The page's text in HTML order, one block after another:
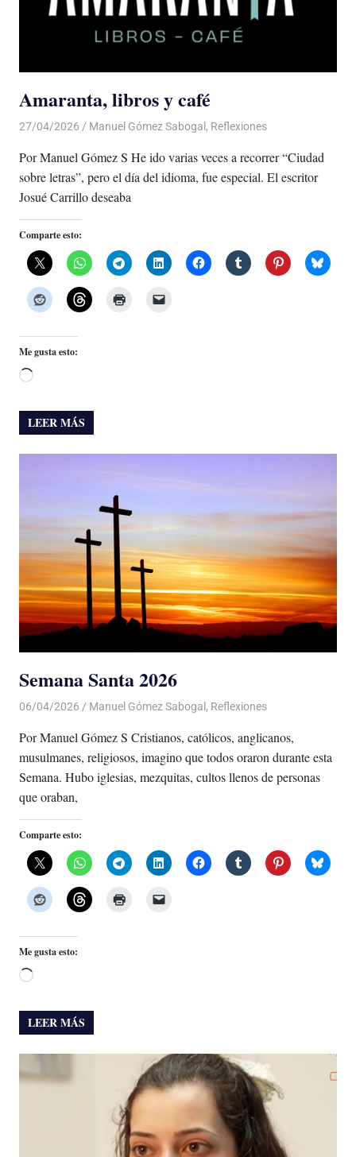
Amaranta, libros y café
27/04/2026 De todo un Poco
Manuel Gómez Sabogal , Reflexiones
Por Manuel Gómez S He ido varias veces a recorrer “Ciudad
sobre letras”, pero el día del idioma, fue especial. El escritor
Josué Carrillo deseaba
Comparte esto:
Me gusta esto:
Cargando...
LEER MÁS
Semana Santa 2026
06/04/2026 De todo un Poco
Manuel Gómez Sabogal, Reflexiones
Por Manuel Gómez S Cristianos, católicos, anglicanos,
musulmanes, religiosos, imagino que todos oraron durante esta
Semana. Hubo iglesias, mezquitas, cultos llenos de personas
que oraban,
Comparte esto:
Me gusta esto:
Cargando...
LEER MÁS